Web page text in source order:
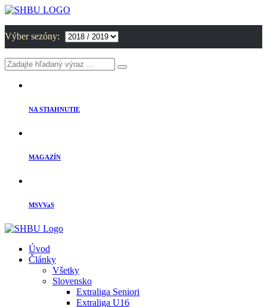
Výber sezóny:
NA STIAHNUTIE
MAGAZÍN
MSVVaS
Úvod
Články
Všetky
Slovensko
Extraliga Seniori
Extraliga U16